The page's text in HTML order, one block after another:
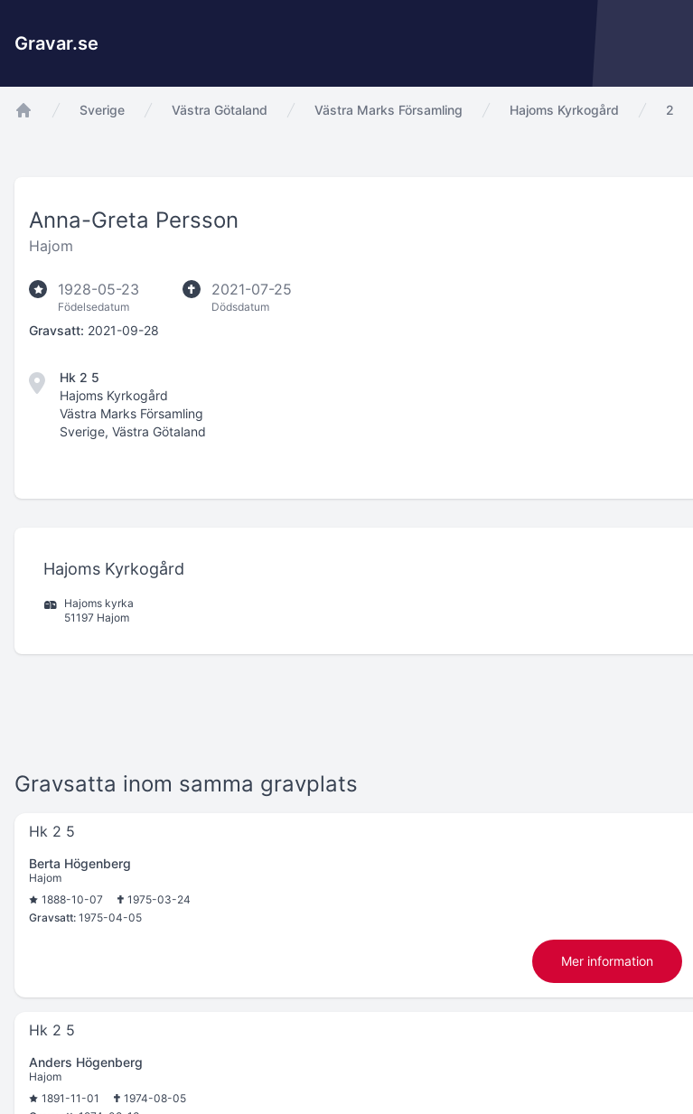
Gravar.se
Sverige Västra Götaland Västra Marks Församling Hajoms Kyrkogård 2
Anna-Greta Persson
Hajom
1928-05-23
Födelsedatum
2021-07-25
Dödsdatum
Gravsatt: 2021-09-28
Hk 2 5
Hajoms Kyrkogård
Västra Marks Församling
Sverige, Västra Götaland
Hajoms Kyrkogård
Hajoms kyrka
51197 Hajom
Gravsatta inom samma gravplats
Hk 2 5
Berta Högenberg
Hajom
1888-10-07
1975-03-24
Gravsatt: 1975-04-05
Mer information
Hk 2 5
Anders Högenberg
Hajom
1891-11-01
1974-08-05